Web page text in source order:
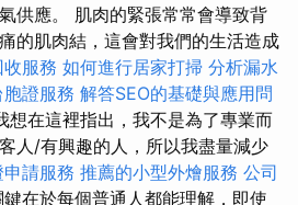
供應。 肌肉的緊張常常會導致背
的肌肉結，這會對我們的生活造成
服務 如何進行居家打掃 分析漏水
證服務 解答SEO的基礎與應用問
想在這裡指出，我不是為了專業而
人/有興趣的人，所以我盡量減少
請服務 推薦的小型外燴服務 公司
鍵在於每個普通人都能理解，即使